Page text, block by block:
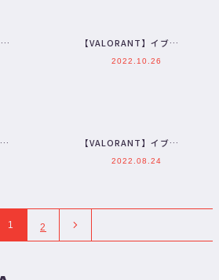
【VALORANT】イブラ
ヒムとduo【三枝明那 /
2022.10.26
【VALORANT】イブラ
ヒムとコンペ【本当の初
2022.08.24
1 2